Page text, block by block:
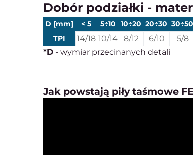
Dobór podziałki -
D [mm] < 5 5÷10 10÷20 20÷30 30÷50
TPI
14/18 10/14 8/12 6/10 5/8
*D - wymiar przecinanych detali
Jak powstają piły taśmowe